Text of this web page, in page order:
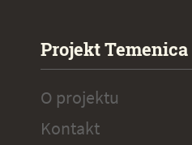
Projekt Temenica
O projektu
Kontakt